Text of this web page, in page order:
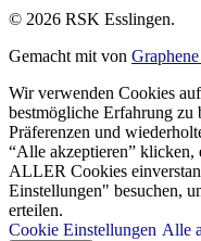
© 2026 RSK Esslingen.
Gemacht mit von
Wir verwenden Cookies
bestmögliche Erfahrung zu
Präferenzen und
“Alle akzeptieren” klicken,
ALLER Cookies
Einstellungen" besuchen,
erteilen.
Cookie Einstellungen Alle